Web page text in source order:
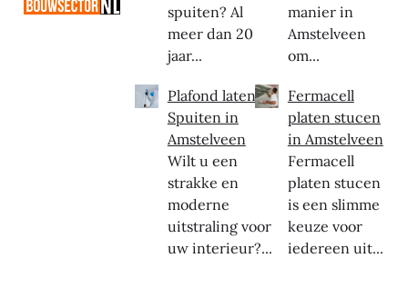
spuiten? Al
meer dan 20
jaar...
Plafond laten
Spuiten in
Amstelveen
Wilt u een
strakke en
moderne
uitstraling voor
uw interieur?...
manier in
Amstelveen
om...
Fermacell
platen stucen
in Amstelveen
Fermacell
platen stucen
is een slimme
keuze voor
iedereen uit...